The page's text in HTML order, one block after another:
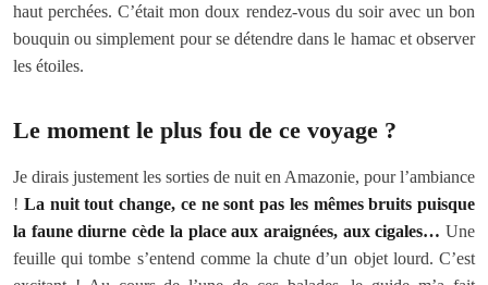
haut perchées. C’était mon doux rendez-vous du soir avec un bon
bouquin ou simplement pour se détendre dans le hamac et observer
les étoiles.
Le moment le plus fou de ce voyage ?
Je dirais justement les sorties de nuit en Amazonie, pour l’ambiance
! La nuit tout change, ce ne sont pas les mêmes bruits puisque
la faune diurne cède la place aux araignées, aux cigales… Une
feuille qui tombe s’entend comme la chute d’un objet lourd. C’est